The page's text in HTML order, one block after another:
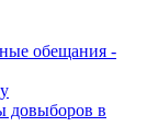
обещания -
довыборов в